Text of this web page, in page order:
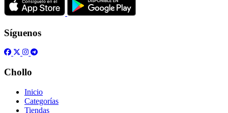
Síguenos
Chollo
Inicio
Categorías
Tiendas